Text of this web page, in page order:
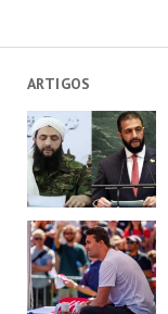
ARTIGOS